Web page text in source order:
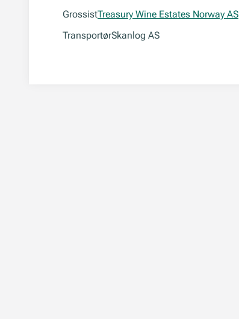
GrossistTreasury Wine Estates Norway AS
TransportørSkanlog AS